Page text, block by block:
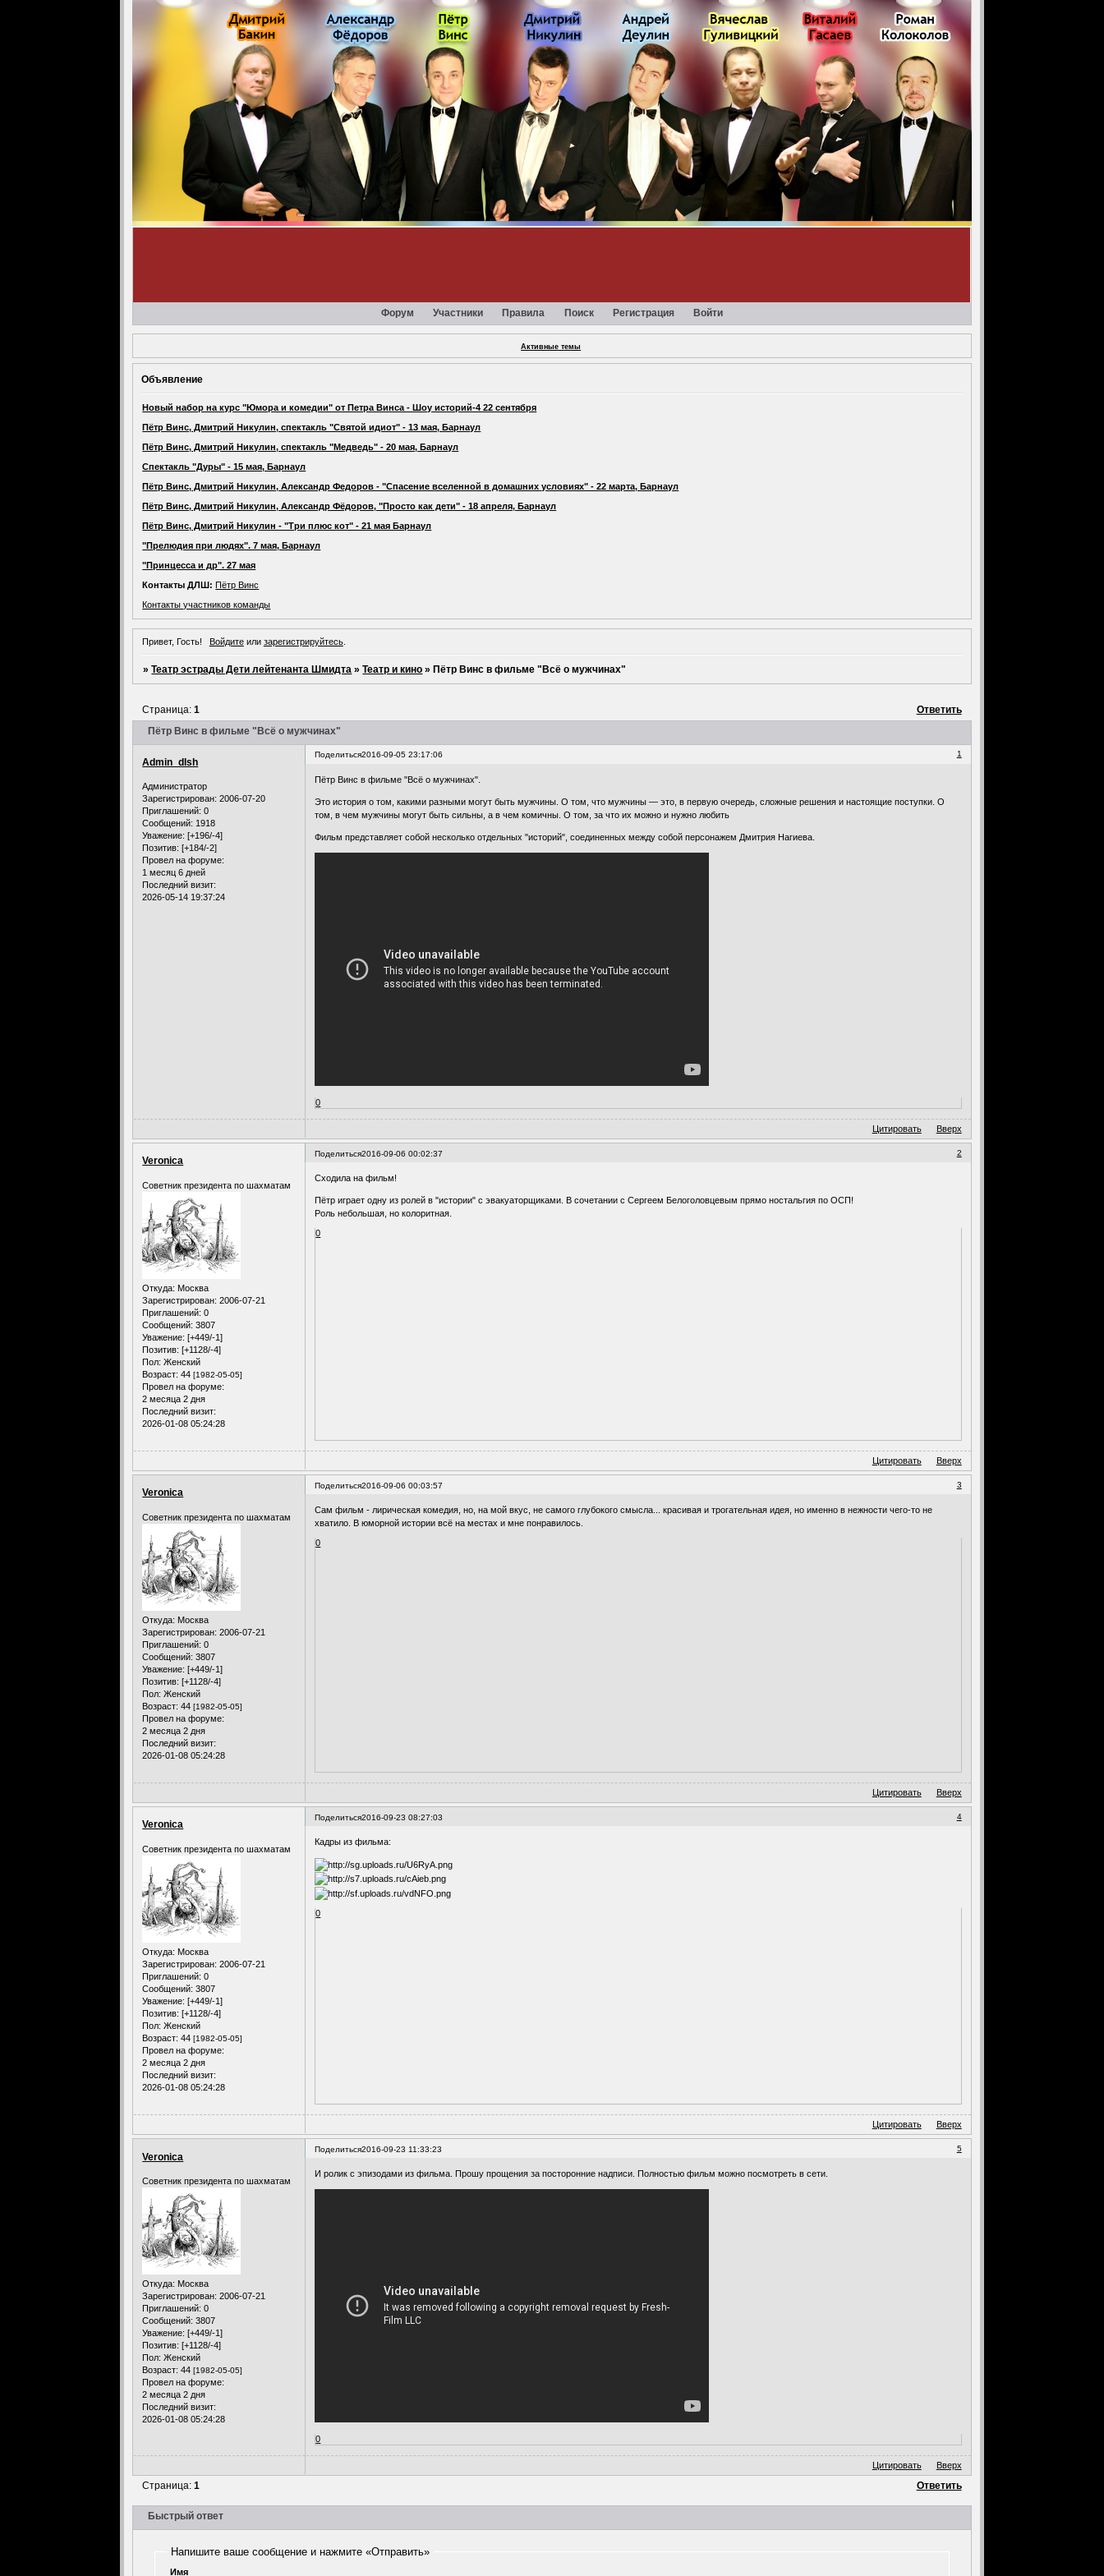
Форум Участники Правила Поиск Регистрация Войти
Активные темы
Объявление
Новый набор на курс "Юмора и комедии" от Петра Винса - Шоу историй-4 22 сентября
Пётр Винс, Дмитрий Никулин, спектакль "Святой идиот" - 13 мая, Барнаул
Пётр Винс, Дмитрий Никулин, спектакль "Медведь" - 20 мая, Барнаул
Спектакль "Дуры" - 15 мая, Барнаул
Пётр Винс, Дмитрий Никулин, Александр Федоров - "Спасение вселенной в домашних условиях" - 22 марта, Барнаул
Пётр Винс, Дмитрий Никулин, Александр Фёдоров, "Просто как дети" - 18 апреля, Барнаул
Пётр Винс, Дмитрий Никулин - "Три плюс кот" - 21 мая Барнаул
"Прелюдия при людях". 7 мая, Барнаул
"Принцесса и др". 27 мая
Контакты ДЛШ: Пётр Винс
Контакты участников команды
Привет, Гость! Войдитеили зарегистрируйтесь.
»Театр эстрады Дети лейтенанта Шмидта »Театр и кино » Пётр Винс в фильме "Всё о мужчинах"
Пётр Винс в фильме "Всё о мужчинах"
Страница:1 Ответить
Поделиться 1
2016-09-05 23:17:06
Admin_dlsh
Администратор
Зарегистрирован: 2006-07-20
Приглашений: 0
Сообщений: 1918
Уважение: [+196/-4]
Позитив: [+184/-2]
Провел на форуме:
1 месяц 6 дней
Последний визит:
2026-05-14 19:37:24
Пётр Винс в фильме "Всё о мужчинах".
Это история о том, какими разными могут быть мужчины. О том, что мужчины — это, в первую очередь, сложные решения и настоящие поступки. О
том, в чем мужчины могут быть сильны, а в чем комичны. О том, за что их можно и нужно любить
Фильм представляет собой несколько отдельных "историй", соединенных между собой персонажем Дмитрия Нагиева.
0
Цитировать Вверх
Поделиться 2
2016-09-06 00:02:37
Veronica
Советник президента по шахматам
Откуда: Москва
Зарегистрирован: 2006-07-21
Приглашений: 0
Сообщений: 3807
Уважение: [+449/-1]
Позитив: [+1128/-4]
Пол: Женский
Возраст: 44[1982-05-05]
Провел на форуме:
2 месяца 2 дня
Последний визит:
2026-01-08 05:24:28
Сходила на фильм!
Пётр играет одну из ролей в "истории" с эвакуаторщиками. В сочетании с Сергеем Белоголовцевым прямо ностальгия по ОСП!
Роль небольшая, но колоритная.
0
Цитировать Вверх
Поделиться 3
2016-09-06 00:03:57
Veronica
Советник президента по шахматам
Откуда: Москва
Зарегистрирован: 2006-07-21
Приглашений: 0
Сообщений: 3807
Уважение: [+449/-1]
Позитив: [+1128/-4]
Пол: Женский
Возраст: 44[1982-05-05]
Провел на форуме:
2 месяца 2 дня
Последний визит:
2026-01-08 05:24:28
Сам фильм - лирическая комедия, но, на мой вкус, не самого глубокого смысла... красивая и трогательная идея, но именно в нежности чего-то не
хватило. В юморной истории всё на местах и мне понравилось.
0
Цитировать Вверх
Поделиться 4
2016-09-23 08:27:03
Veronica
Советник президента по шахматам
Откуда: Москва
Зарегистрирован: 2006-07-21
Приглашений: 0
Сообщений: 3807
Уважение: [+449/-1]
Позитив: [+1128/-4]
Пол: Женский
Возраст: 44[1982-05-05]
Провел на форуме:
2 месяца 2 дня
Последний визит:
2026-01-08 05:24:28
Кадры из фильма:
0
Цитировать Вверх
Поделиться 5
2016-09-23 11:33:23
Veronica
Советник президента по шахматам
Откуда: Москва
Зарегистрирован: 2006-07-21
Приглашений: 0
Сообщений: 3807
Уважение: [+449/-1]
Позитив: [+1128/-4]
Пол: Женский
Возраст: 44[1982-05-05]
Провел на форуме:
2 месяца 2 дня
Последний визит:
2026-01-08 05:24:28
И ролик с эпизодами из фильма. Прошу прощения за посторонние надписи. Полностью фильм можно посмотреть в сети.
0
Цитировать Вверх
Ответить
Страница:1
Быстрый ответ
Напишите ваше сообщение и нажмите «Отправить»
Имя